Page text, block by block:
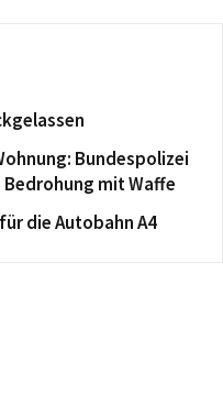
Bundespolizei
mit Waffe
die Autobahn A4